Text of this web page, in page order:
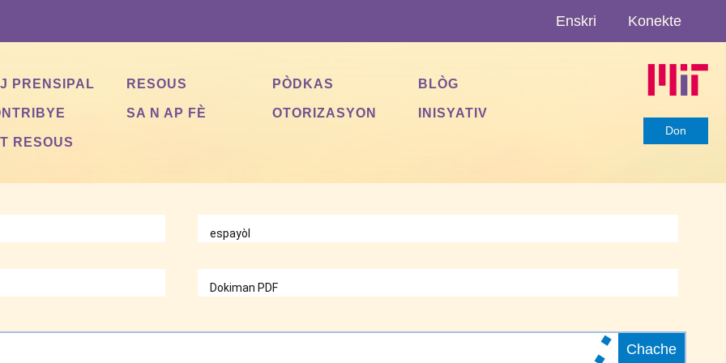
Enskri Konekte
Don
PRENSIPAL RESOUS PÒDKAS
BLÒG
SA N AP FÈ OTORIZASYON
INISYATIV
RESOUS
Chache